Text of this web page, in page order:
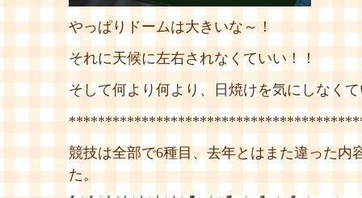
やっぱりドームは大きいな～！
それに天候に左右されなくていい！！
そして何より何より、日焼けを気にしなく
競技は全部で6種目、去年とはまた違った内
た。